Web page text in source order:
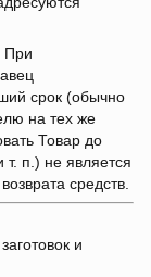
При
срок (обычно
на тех же
Товар до
п.) не является
средств.
и